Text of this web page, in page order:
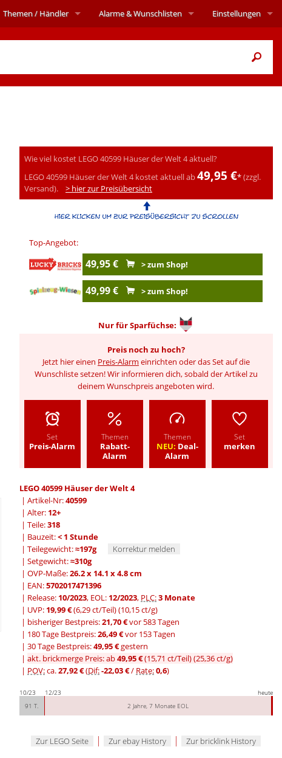
Wie viel kostet LEGO 40599 Häuser der Welt 4 aktuell?
LEGO 40599 Häuser der Welt 4 kostet aktuell ab49,95 €*(zzgl.
Versand).
> hier zur Preisübersicht
Top-Angebot:
49,95 € > zum Shop!
49,99 € > zum Shop!
Nur fürSparfüchse:
Preis noch zu hoch?
Jetzt hier einen Preis-Alarm einrichten oder das Set auf die
Wunschliste setzen! Wir informieren dich, sobald der Artikel zu
deinem Wunschpreis angeboten wird.
Set
Preis-Alarm
Themen
Rabatt-
Alarm
Themen
NEU: Deal-
Alarm
Set
merken
LEGO 40599 Häuser der Welt 4
| Artikel-Nr:40599
| Alter: 12+
| Teile:318
| Bauzeit:< 1 Stunde
| Teilegewicht:≈197g
Korrektur melden
| Setgewicht:≈310g
| OVP-Maße:26.2 x 14.1 x 4.8 cm
| EAN:5702017471396
| Release: 10/2023, EOL: 12/2023, PLC:3 Monate
| UVP: 19,99 €(6,29 ct/Teil)(10,15 ct/g)
| bisheriger Bestpreis:21,70 €vor 583 Tagen
| 180 Tage Bestpreis:26,49 €vor 153 Tagen
| 30 Tage Bestpreis:49,95 €gestern
| akt. brickmerge Preis: ab49,95 €(15,71 ct/Teil)(25,36 ct/g)
| POV:ca.27,92 €(Dif:-22,03 €/ Rate:0,6)
10/23 12/23
heute
91 T.
2 Jahre, 7 Monate EOL
Zur LEGO Seite | Zur ebay History | Zur bricklink History
Themen/ Händler Alarme& Wunschlisten Einstellungen